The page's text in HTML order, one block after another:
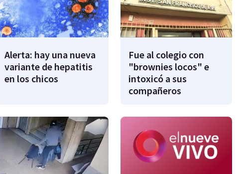
Alerta: hay una nueva
variante de hepatitis
en los chicos
Fue al colegio con
"brownies locos" e
intoxicó a sus
compañeros